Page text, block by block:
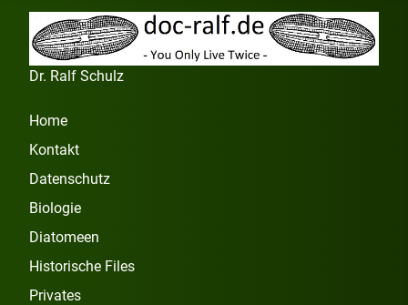
Dr. Ralf Schulz
Home
Kontakt
Datenschutz
Biologie
Diatomeen
Historische Files
Privates